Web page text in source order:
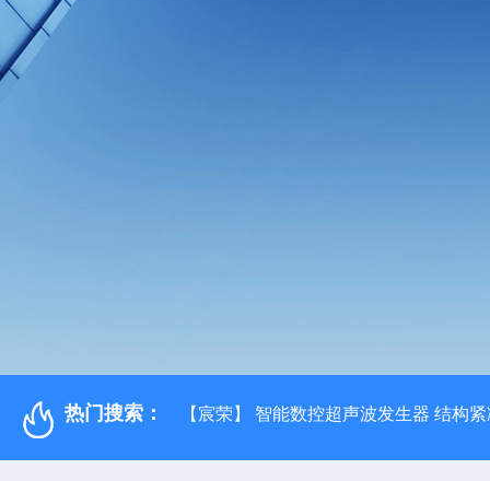
热门搜索： 【宸荣】 智能数控超声波发生器 结构